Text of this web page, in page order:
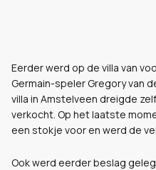
Eerder werd op de villa van
Germain-speler Gregory van
villa in Amstelveen dreigde
verkocht. Op het laatste
een stokje voor en werd de
Ook werd eerder beslag